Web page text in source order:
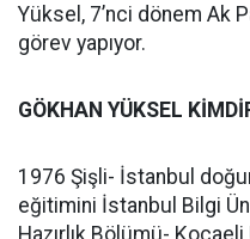
Yüksel, 7’nci dönem Ak
görev yapıyor.
GÖKHAN YÜKSEL
1976 Şişli- İstanbul
eğitimini İstanbul Bilgi
Hazırlık Bölümü-